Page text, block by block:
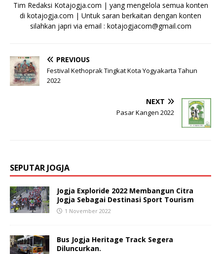
Tim Redaksi Kotajogja.com | yang mengelola semua konten
di kotajogja.com | Untuk saran berkaitan dengan konten
silahkan japri via email : kotajogjacom@gmail.com
PREVIOUS
Festival Kethoprak Tingkat Kota Yogyakarta Tahun
2022
NEXT
Pasar Kangen 2022
SEPUTAR JOGJA
Jogja Exploride 2022 Membangun Citra
Jogja Sebagai Destinasi Sport Tourism
1 November 2022
Bus Jogja Heritage Track Segera
Diluncurkan.